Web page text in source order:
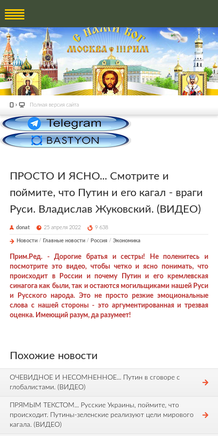
Полная версия сайта
ПРОСТО И ЯСНО... Смотрите и
поймите, что Путин и его кагал - враги
Руси. Владислав Жуковский. (ВИДЕО)
donat 25 апреля 2022 9 638
Новости / Главные новости / Россия / Экономика
Прим.Ред. - Дорогие братья и сестры! Не поленитесь и
посмотрите это видео, чтобы четко и ясно понимать, что
происходит в России и почему Путин и его кремлевская
синагога как были, так и остаются могильщиками нашей Руси
и Русского народа. Это не просто резкие эмоциональные
слова с нашей стороны - это аргументированная и трезвая
оценка. Имеющий разум, да разумеет!
Похожие новости
ОЧЕВИДНОЕ И НЕСОМНЕННОЕ... Путин в сговоре с
глобалистами. (ВИДЕО)
ПРЯМЫМ ТЕКСТОМ... Русские Украины, поймите, что
происходит. Путины-зеленские реализуют цели мирового
кагала. (ВИДЕО)